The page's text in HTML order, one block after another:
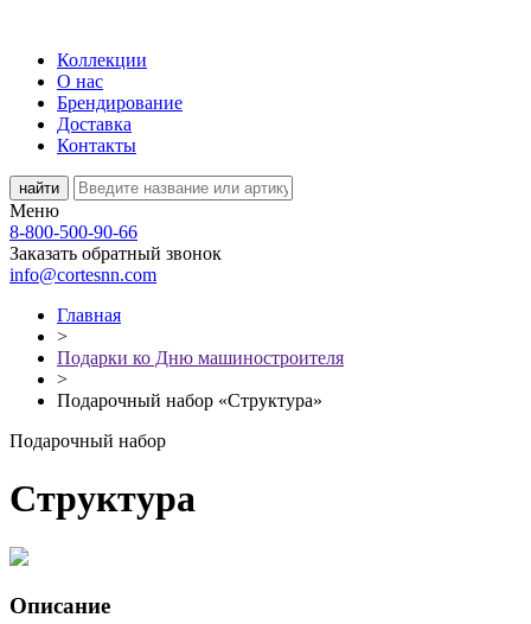
Коллекции
О нас
Брендирование
Доставка
Контакты
Меню
8-800-500-90-66
Заказать обратный звонок
info@cortesnn.com
Главная
>
Подарки ко Дню машиностроителя
>
Подарочный набор «Структура»
Подарочный набор
Структура
Описание